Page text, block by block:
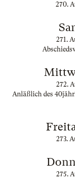
270.
271.
272.
Anläßlich des
273.
275.